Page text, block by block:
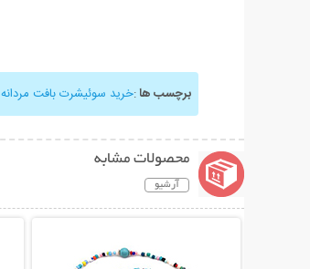
برچسب ها:خرید سوئیشرت بافت مردانه Varan
محصولات مشابه
آرشیو